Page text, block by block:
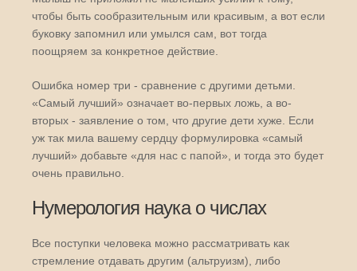
чтобы быть сообразительным или красивым, а вот если
буковку запомнил или умылся сам, вот тогда
поощряем за конкретное действие.
Ошибка номер три - сравнение с другими детьми.
«Самый лучший» означает во-первых ложь, а во-
вторых - заявление о том, что другие дети хуже. Если
уж так мила вашему сердцу формулировка «самый
лучший» добавьте «для нас с папой», и тогда это будет
очень правильно.
Нумерология наука о числах
Все поступки человека можно рассматривать как
стремление отдавать другим (альтруизм), либо